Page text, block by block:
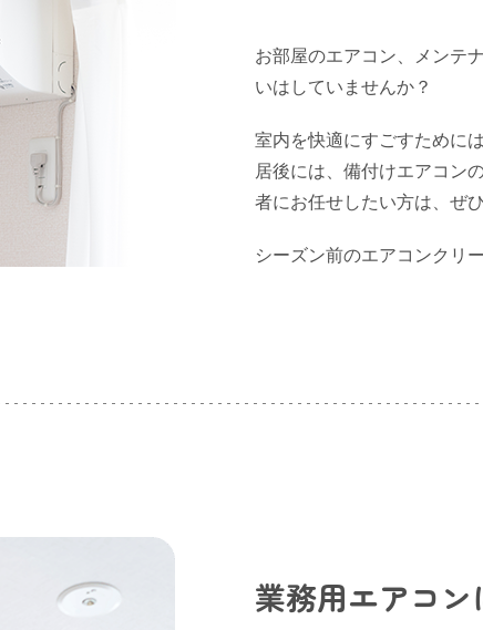
お部屋のエアコン、メンテ
いはしていませんか？
室内を快適にすごすために
居後には、備付けエアコン
者にお任せしたい方は、ぜ
シーズン前のエアコンクリ
業務用エアコ